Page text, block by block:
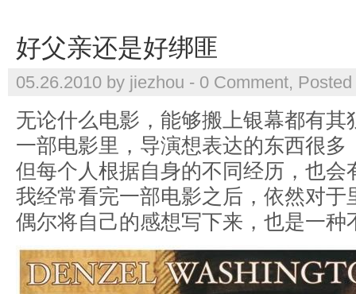
好父亲还是好绑匪
05.26.2010 by jiezhou - 0 Comment,
无论什么电影，能够搬上银幕都有其
一部电影里，导演想表达的东西很多
但每个人根据自身的不同经历，也会
我经常看完一部电影之后，依然对
偶尔将自己的感想写下来，也是一种